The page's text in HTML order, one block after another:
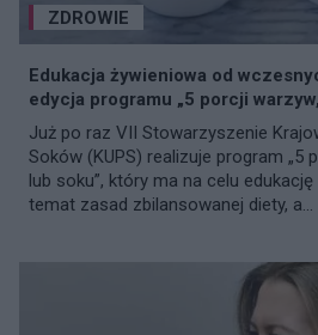
ZDROWIE
Edukacja żywieniowa od
edycja programu „5 porcji
Już po raz VII Stowarzyszenie
Soków (KUPS) realizuje program „5
lub soku”, który ma na celu
temat zasad zbilansowanej diety, a...